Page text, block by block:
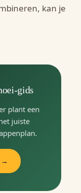
kan je
gids
plant een
juiste
→